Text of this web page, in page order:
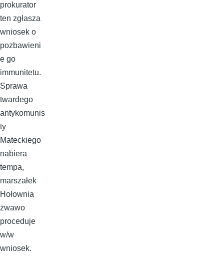
prokurator
ten zgłasza
wniosek o
pozbawieni
e go
immunitetu.
Sprawa
twardego
antykomunis
ty
Mateckiego
nabiera
tempa,
marszałek
Hołownia
żwawo
proceduje
w/w
wniosek.